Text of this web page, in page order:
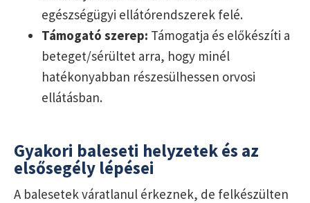
egészségügyi ellátórendszerek felé.
Támogató szerep: Támogatja és előkészíti a
beteget/sérültet arra, hogy minél
hatékonyabban részesülhessen orvosi
ellátásban.
Gyakori baleseti helyzetek és az
elsősegély lépései
A balesetek váratlanul érkeznek, de felkészülten